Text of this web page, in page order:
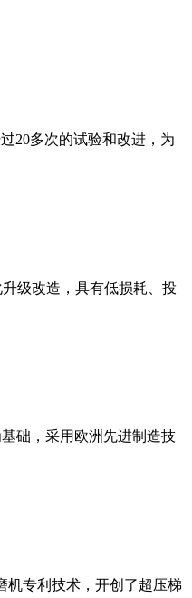
20多次的试验和改进，为
级改造，具有低损耗、投
础，采用欧洲先进制造技
机专利技术，开创了超压梯